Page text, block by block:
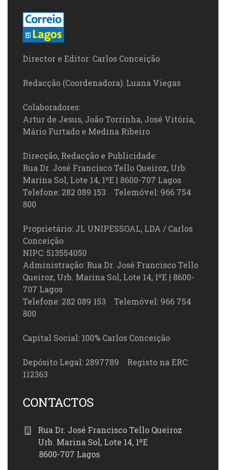
Director e Editor: Carlos Conceição
Redacção (Coordenadora): Luana Viegas
Colaboradores:
Artur de Jesus, João Torrinha, José Vitória,
Mário Furtado e Medina Ribeiro
Direcção, Redacção e Publicidade:
Rua Dr. José Francisco Tello Queiroz, Urb.
Marina Sol, Lote 14, 1ºE | 8600-707 Lagos
Telefone: 282 089 153 Telemóvel: 966 754
800
Proprietário: JL UNIPESSOAL, LDA / Carlos
Conceição
NIPC: 513554050
Administração: Rua Dr. José Francisco Tello
Queiroz, Urb. Marina Sol, Lote 14, 1ºE | 8600-
707 Lagos
Telefone: 282 089 153 Telemóvel: 966 754
800
Capital Social: 100% Carlos Conceição
Depósito Legal: 2897789 Registo na ERC:
112363
CONTACTOS
Rua Dr. José Francisco Tello Queiroz
Urb. Marina Sol, Lote 14, 1ºE
8600-707 Lagos